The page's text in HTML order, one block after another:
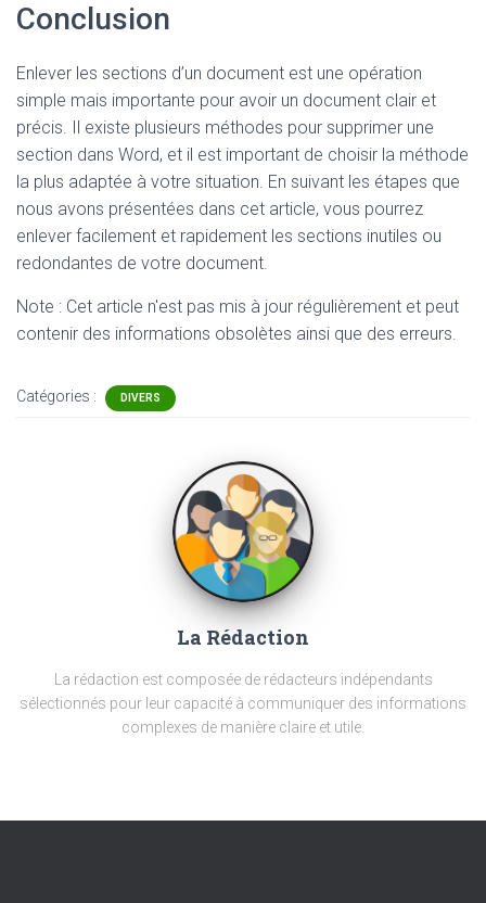
Conclusion
Enlever les sections d’un document est une opération
simple mais importante pour avoir un document clair et
précis. Il existe plusieurs méthodes pour supprimer une
section dans Word, et il est important de choisir la méthode
la plus adaptée à votre situation. En suivant les étapes que
nous avons présentées dans cet article, vous pourrez
enlever facilement et rapidement les sections inutiles ou
redondantes de votre document.
Note : Cet article n'est pas mis à jour régulièrement et peut
contenir des informations obsolètes ainsi que des erreurs.
Catégories : DIVERS
La Rédaction
La rédaction est composée de rédacteurs indépendants
sélectionnés pour leur capacité à communiquer des informations
complexes de manière claire et utile.